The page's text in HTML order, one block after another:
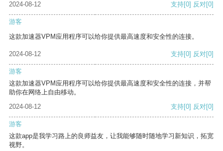
2024-08-12 支持[0] 反对[0]
游客
这款加速器VPM应用程序可以给你提供最高速度和安全性的连接。
2024-08-12 支持[0] 反对[0]
游客
这款加速器VPM应用程序可以给你提供最高速度和安全性的连接，并帮
助你在网络上自由移动。
2024-08-12
支持[0] 反对[0]
游客
这款app是我学习路上的良师益友，让我能够随时随地学习新知识，拓宽
视野。